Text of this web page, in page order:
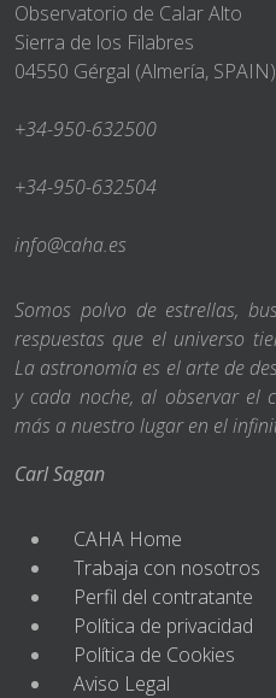
Observatorio de Calar Alto
Sierra de los Filabres
04550 Gérgal (Almería, SPAIN)
+34-950-632500
+34-950-632504
info@caha.es
Somos polvo de estrellas,
respuestas que el universo
La astronomía es el arte de
y cada noche, al observar el
más a nuestro lugar en el
Carl Sagan
CAHA Home
Trabaja con nosotros
Perfil del contratante
Política de privacidad
Política de Cookies
Aviso Legal